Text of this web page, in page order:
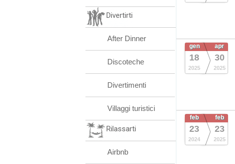
gen
18
2025
apr
30
2025
feb
23
2024
feb
23
2025
Divertirti
After Dinner
Discoteche
Divertimenti
Villaggi turistici
Rilassarti
Airbnb